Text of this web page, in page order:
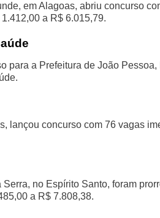
em Alagoas, abriu concurso
a R$ 6.015,79.
para a Prefeitura de João
lançou concurso com 76 vagas
no Espírito Santo, foram
a R$ 7.808,38.